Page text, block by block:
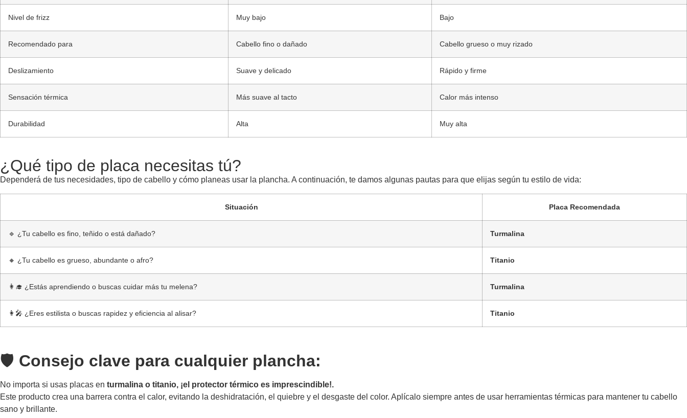
Nivel de frizz Muy bajo Bajo
Recomendado para Cabello fino o dañado Cabello grueso o muy rizado
Deslizamiento Suave y delicado Rápido y firme
Sensación térmica Más suave al tacto Calor más intenso
Durabilidad Alta Muy alta
¿Qué tipo de placa necesitas tú?
Dependerá de tus necesidades, tipo de cabello y cómo planeas usar la plancha. A continuación, te damos algunas pautas para que elijas según tu estilo de vida:
Situación Placa Recomendada
🔹 ¿Tu cabello es fino, teñido o está dañado? Turmalina
🔸 ¿Tu cabello es grueso, abundante o afro? Titanio
👩‍🎓 ¿Estás aprendiendo o buscas cuidar más tu melena? Turmalina
👩‍🎤 ¿Eres estilista o buscas rapidez y eficiencia al alisar? Titanio
🛡️ Consejo clave para cualquier plancha:
No importa si usas placas en turmalina o titanio, ¡el protector térmico es imprescindible!.
Este producto crea una barrera contra el calor, evitando la deshidratación, el quiebre y el desgaste del color. Aplícalo siempre antes de usar herramientas térmicas para mantener tu cabello
sano y brillante.